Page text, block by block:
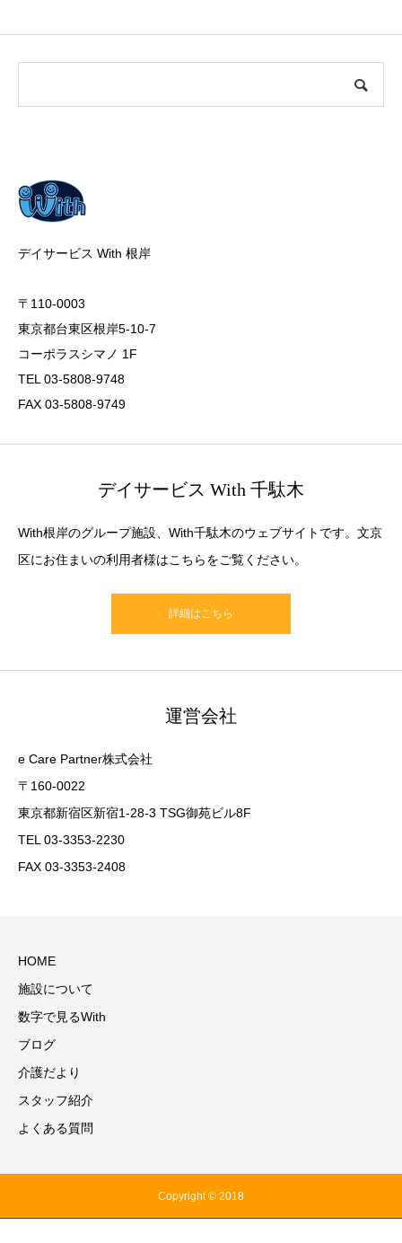
デイサービス With 根岸
〒110-0003
東京都台東区根岸5-10-7
コーポラスシマノ 1F
TEL 03-5808-9748
FAX 03-5808-9749
デイサービス With 千駄木
With根岸のグループ施設、With千駄木のウェブサイトです。文京
区にお住まいの利用者様はこちらをご覧ください。
詳細はこちら
運営会社
e Care Partner株式会社
〒160-0022
東京都新宿区新宿1-28-3 TSG御苑ビル8F
TEL 03-3353-2230
FAX 03-3353-2408
HOME
施設について
数字で見るWith
ブログ
介護だより
スタッフ紹介
よくある質問
Copyright © 2018